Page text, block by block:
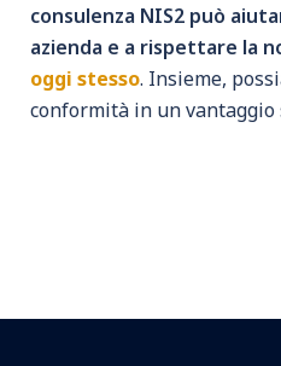
consulenza NIS2 può
azienda e a rispettare la
oggi stesso. Insieme,
conformità in un vantaggio